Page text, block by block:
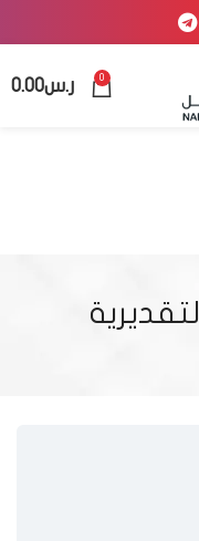
0 ر.س0.00